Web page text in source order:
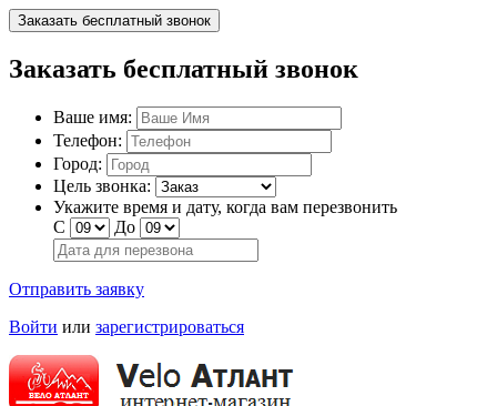
Заказать бесплатный звонок
Заказать бесплатный звонок
Ваше имя:
Телефон:
Город:
Цель звонка:
Укажите время и дату, когда вам перезвонить
С
До
Отправить заявку
Войти или зарегистрироваться